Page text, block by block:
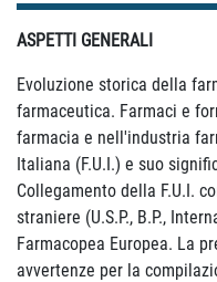
ASPETTI GENERALI
Evoluzione storica della
farmaceutica. Farmaci e
farmacia e nell'industria
Italiana (F.U.I.) e suo
Collegamento della F.U.I.
straniere (U.S.P., B.P.,
Farmacopea Europea. La
avvertenze per la